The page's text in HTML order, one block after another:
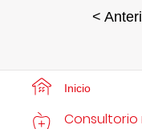
<
Inicio